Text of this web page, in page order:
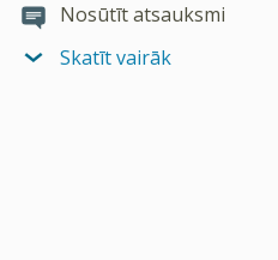
Nosūtīt atsauksmi
Skatīt vairāk